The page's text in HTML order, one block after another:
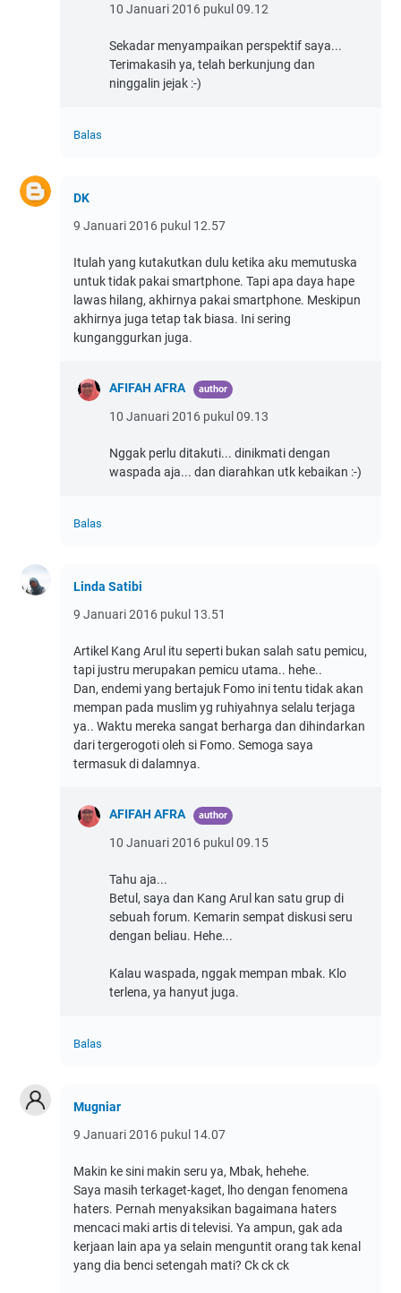
10 Januari 2016 pukul 09.12
Sekadar menyampaikan perspektif saya...
Terimakasih ya, telah berkunjung dan
ninggalin jejak :-)
Balas
DK
9 Januari 2016 pukul 12.57
Itulah yang kutakutkan dulu ketika aku memutuska
untuk tidak pakai smartphone. Tapi apa daya hape
lawas hilang, akhirnya pakai smartphone. Meskipun
akhirnya juga tetap tak biasa. Ini sering
kunganggurkan juga.
AFIFAH AFRA
10 Januari 2016 pukul 09.13
Nggak perlu ditakuti... dinikmati dengan
waspada aja... dan diarahkan utk kebaikan :-)
Balas
Linda Satibi
9 Januari 2016 pukul 13.51
Artikel Kang Arul itu seperti bukan salah satu pemicu,
tapi justru merupakan pemicu utama.. hehe..
Dan, endemi yang bertajuk Fomo ini tentu tidak akan
mempan pada muslim yg ruhiyahnya selalu terjaga
ya.. Waktu mereka sangat berharga dan dihindarkan
dari tergerogoti oleh si Fomo. Semoga saya
termasuk di dalamnya.
AFIFAH AFRA
10 Januari 2016 pukul 09.15
Tahu aja...
Betul, saya dan Kang Arul kan satu grup di
sebuah forum. Kemarin sempat diskusi seru
dengan beliau. Hehe...
Kalau waspada, nggak mempan mbak. Klo
terlena, ya hanyut juga.
Balas
Mugniar
9 Januari 2016 pukul 14.07
Makin ke sini makin seru ya, Mbak, hehehe.
Saya masih terkaget-kaget, lho dengan fenomena
haters. Pernah menyaksikan bagaimana haters
mencaci maki artis di televisi. Ya ampun, gak ada
kerjaan lain apa ya selain menguntit orang tak kenal
yang dia benci setengah mati? Ck ck ck